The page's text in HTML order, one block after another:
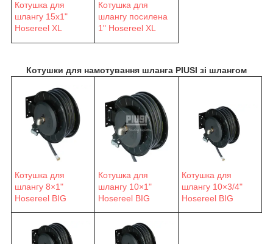
Котушка для
шлангу 15х1"
Hosereel XL
Котушка для
шлангу посилена
1" Hosereel XL
Котушки для намотування шланга PIUSI зі шлангом
Котушка для
шлангу 8×1"
Hosereel BIG
Котушка для
шлангу 10×1"
Hosereel BIG
Котушка для
шлангу 10×3/4"
Hosereel BIG